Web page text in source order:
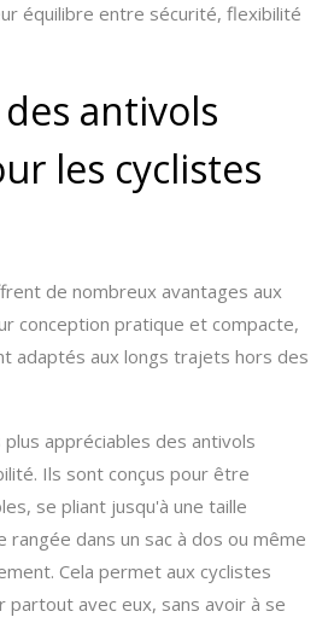
équilibre entre sécurité, flexibilité
antivols
les cyclistes
de nombreux avantages aux
conception pratique et compacte,
adaptés aux longs trajets hors des
appréciables des antivols
Ils sont conçus pour être
se pliant jusqu'à une taille
dans un sac à dos ou même
Cela permet aux cyclistes
avec eux, sans avoir à se